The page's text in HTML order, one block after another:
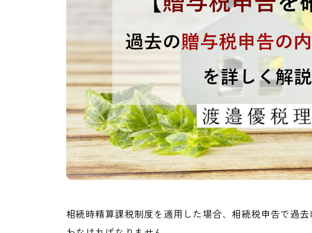
相続時精算課税制度を適用した場合、相続税申告で過